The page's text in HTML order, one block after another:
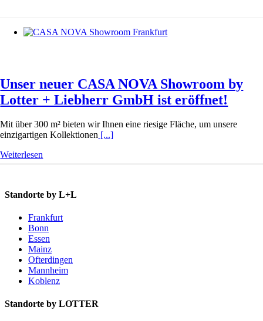
Unser neuer CASA NOVA Showroom by
Lotter + Liebherr GmbH ist eröffnet!
Mit über 300 m² bieten wir Ihnen eine riesige Fläche, um unsere
einzigartigen Kollektionen [...]
Weiterlesen
Standorte by L+L
Frankfurt
Bonn
Essen
Mainz
Ofterdingen
Mannheim
Koblenz
Standorte by LOTTER